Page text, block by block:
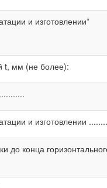
и изготовлении*
t, мм (не более):
и изготовлении
до конца